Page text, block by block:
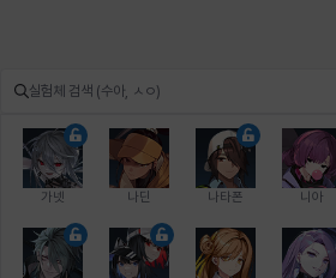
가넷 나딘 나타폰 니아